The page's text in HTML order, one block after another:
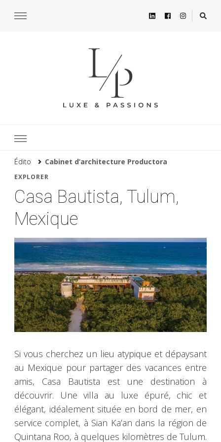
Édito Cabinet d’architecture Productora
EXPLORER
Casa Bautista, Tulum,
Mexique
Si vous cherchez un lieu atypique et dépaysant
au Mexique pour partager des vacances entre
amis, Casa Bautista est une destination à
découvrir. Une villa au luxe épuré, chic et
élégant, idéalement située en bord de mer, en
service complet, à Sian Ka’an dans la région de
Quintana Roo, à quelques kilomètres de Tulum.